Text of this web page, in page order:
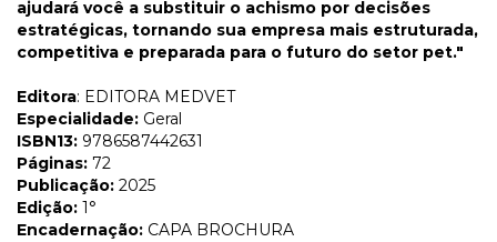
ajudará você a substituir o achismo por decisões
estratégicas, tornando sua empresa mais estruturada,
competitiva e preparada para o futuro do setor pet."
Editora: EDITORA MEDVET
Especialidade: Geral
ISBN13: 9786587442631
Páginas: 72
Publicação: 2025
Edição: 1°
Encadernação: CAPA BROCHURA